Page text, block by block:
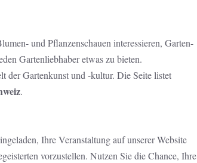
und Pflanzenschauen interessieren, Garten-
Gartenliebhaber etwas zu bieten.
der Gartenkunst und -kultur. Die Seite listet
.
Ihre Veranstaltung auf unserer Website
vorzustellen. Nutzen Sie die Chance, Ihre